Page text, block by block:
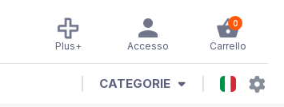
0
Carrello
Accesso
Plus+
CATEGORIE